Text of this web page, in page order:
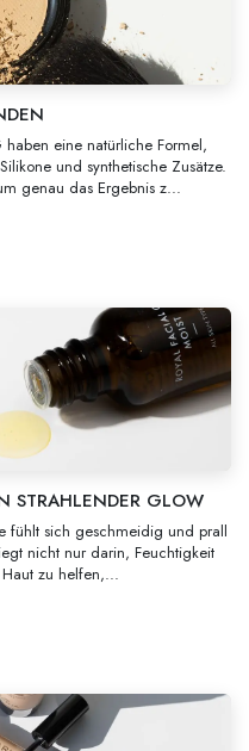
haben eine natürliche Formel,
und synthetische Zusätze.
genau das Ergebnis z...
STRAHLENDER GLOW
fühlt sich geschmeidig und prall
nicht nur darin, Feuchtigkeit
zu helfen,...